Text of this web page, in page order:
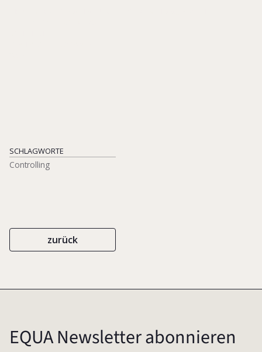
SCHLAGWORTE
Controlling
zurück
EQUA Newsletter abonnieren